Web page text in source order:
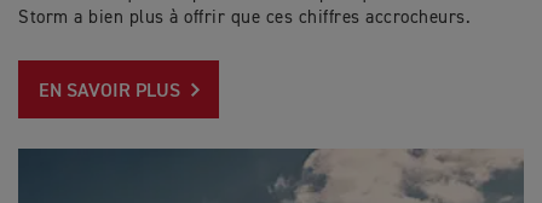
Storm a bien plus à offrir que ces chiffres accrocheurs.
EN SAVOIR PLUS